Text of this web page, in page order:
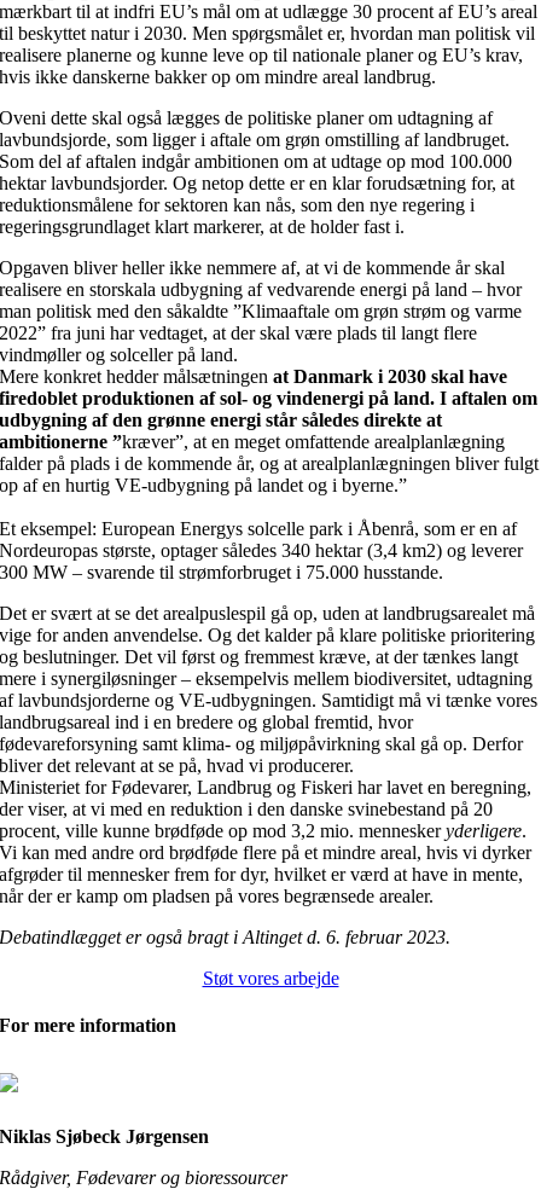
mærkbart til at indfri EU’s mål om at udlægge 30 procent af EU’s areal
til beskyttet natur i 2030. Men spørgsmålet er, hvordan man politisk vil
realisere planerne og kunne leve op til nationale planer og EU’s krav,
hvis ikke danskerne bakker op om mindre areal landbrug.
Oveni dette skal også lægges de politiske planer om udtagning af
lavbundsjorde, som ligger i aftale om grøn omstilling af landbruget.
Som del af aftalen indgår ambitionen om at udtage op mod 100.000
hektar lavbundsjorder. Og netop dette er en klar forudsætning for, at
reduktionsmålene for sektoren kan nås, som den nye regering i
regeringsgrundlaget klart markerer, at de holder fast i.
Opgaven bliver heller ikke nemmere af, at vi de kommende år skal
realisere en storskala udbygning af vedvarende energi på land – hvor
man politisk med den såkaldte ”Klimaaftale om grøn strøm og varme
2022” fra juni har vedtaget, at der skal være plads til langt flere
vindmøller og solceller på land.
Mere konkret hedder målsætningenat Danmark i 2030 skal have
firedoblet produktionen af sol- og vindenergi på land. I aftalen om
udbygning af den grønne energi står således direkte at
ambitionerne ”kræver”, at en meget omfattende arealplanlægning
falder på plads i de kommende år, og at arealplanlægningen bliver fulgt
op af en hurtig VE-udbygning på landet og i byerne.”
Et eksempel: European Energys solcelle park i Åbenrå, som er en af
Nordeuropas største, optager således 340 hektar (3,4 km2) og leverer
300 MW – svarende til strømforbruget i 75.000 husstande.
Det er svært at se det arealpuslespil gå op, uden at landbrugsarealet må
vige for anden anvendelse. Og det kalder på klare politiske prioritering
og beslutninger. Det vil først og fremmest kræve, at der tænkes langt
mere i synergiløsninger – eksempelvis mellem biodiversitet, udtagning
af lavbundsjorderne og VE-udbygningen. Samtidigt må vi tænke vores
landbrugsareal ind i en bredere og global fremtid, hvor
fødevareforsyning samt klima- og miljøpåvirkning skal gå op. Derfor
bliver det relevant at se på, hvad vi producerer.
Ministeriet for Fødevarer, Landbrug og Fiskeri har lavet en beregning,
der viser, at vi med en reduktion i den danske svinebestand på 20
procent, ville kunne brødføde op mod 3,2 mio. menneskeryderligere.
Vi kan med andre ord brødføde flere på et mindre areal, hvis vi dyrker
afgrøder til mennesker frem for dyr, hvilket er værd at have in mente,
når der er kamp om pladsen på vores begrænsede arealer.
Debatindlægget er også bragt i Altinget d. 6. februar 2023.
Støt vores arbejde
For mere information
Niklas Sjøbeck Jørgensen
Rådgiver, Fødevarer og bioressourcer